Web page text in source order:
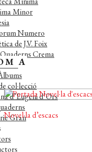
Minor
Numero
de J.V. Foix
Crema
col·lecció
d’Eugeni d’Ors
Gran
A
Novel·la d’escacs